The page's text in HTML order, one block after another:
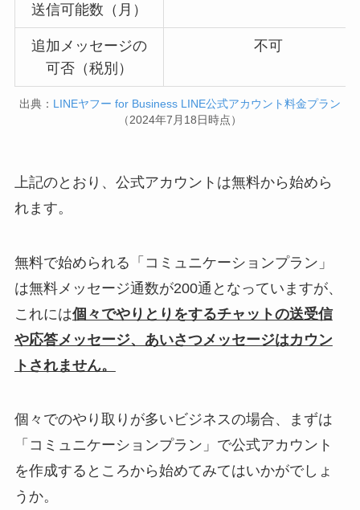
送信可能数（月）
追加メッセージの
可否（税別）
不可
出典： LINEヤフー for Business LINE公式アカウント料金プラン
（2024年7月18日時点）
上記のとおり、公式アカウントは無料から始めら
れます。
無料で始められる「コミュニケーションプラン」
は無料メッセージ通数が200通となっていますが、
これには個々でやりとりをするチャットの送受信
や応答メッセージ、あいさつメッセージはカウン
トされません。
個々でのやり取りが多いビジネスの場合、まずは
「コミュニケーションプラン」で公式アカウント
を作成するところから始めてみてはいかがでしょ
うか。